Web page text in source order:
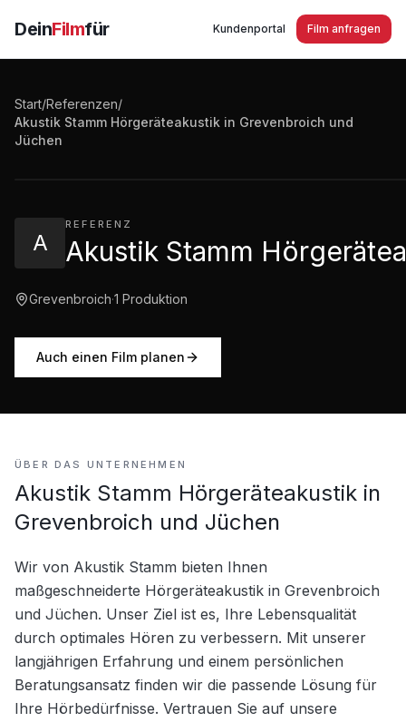
DeinFilmfür Kundenportal Film anfragen
Start/Referenzen/
Akustik Stamm Hörgeräteakustik in Grevenbroich und
Jüchen
A
REFERENZ
Akustik Stamm
Grevenbroich·1 Produktion
Auch einen Film planen
Akustik Stamm Hörgeräteakustik in Grevenbroich und
ÜBER DAS UNTERNEHMEN
Akustik Stamm Hörgeräteakustik in
Grevenbroich und Jüchen
Wir von Akustik Stamm bieten Ihnen
maßgeschneiderte Hörgeräteakustik in Grevenbroich
und Jüchen. Unser Ziel ist es, Ihre Lebensqualität
durch optimales Hören zu verbessern. Mit unserer
langjährigen Erfahrung und einem persönlichen
Beratungsansatz finden wir die passende Lösung für
Ihre Hörbedürfnisse. Vertrauen Sie auf unsere